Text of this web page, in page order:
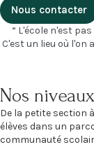
Nous contacter
“ L'école n'est
C'est un lieu où l'on
Nos
De la petite section
élèves dans un
communauté